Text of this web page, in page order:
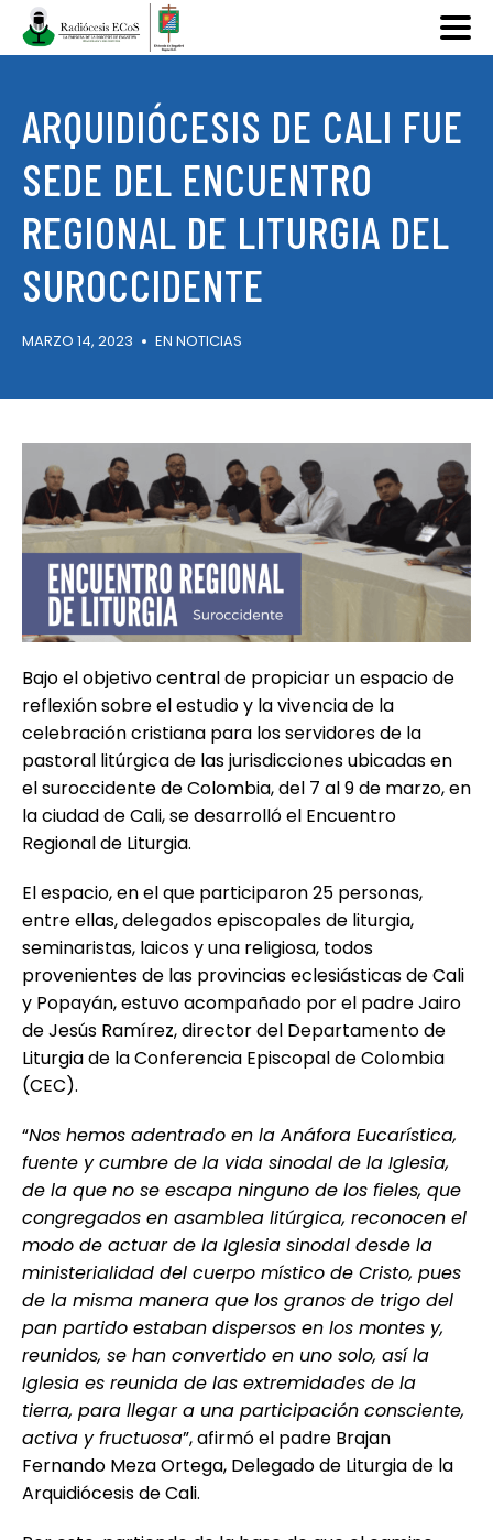
ARQUIDIÓCESIS DE CALI FUE
SEDE DEL ENCUENTRO
REGIONAL DE LITURGIA DEL
SUROCCIDENTE
MARZO 14, 2023 EN NOTICIAS
Bajo el objetivo central de propiciar un espacio de
reflexión sobre el estudio y la vivencia de la
celebración cristiana para los servidores de la
pastoral litúrgica de las jurisdicciones ubicadas en
el suroccidente de Colombia, del 7 al 9 de marzo, en
la ciudad de Cali, se desarrolló el Encuentro
Regional de Liturgia.
El espacio, en el que participaron 25 personas,
entre ellas, delegados episcopales de liturgia,
seminaristas, laicos y una religiosa, todos
provenientes de las provincias eclesiásticas de Cali
y Popayán, estuvo acompañado por el padre Jairo
de Jesús Ramírez, director del Departamento de
Liturgia de la Conferencia Episcopal de Colombia
(CEC).
“Nos hemos adentrado en la Anáfora Eucarística,
fuente y cumbre de la vida sinodal de la Iglesia,
de la que no se escapa ninguno de los fieles, que
congregados en asamblea litúrgica, reconocen el
modo de actuar de la Iglesia sinodal desde la
ministerialidad del cuerpo místico de Cristo, pues
de la misma manera que los granos de trigo del
pan partido estaban dispersos en los montes y,
reunidos, se han convertido en uno solo, así la
Iglesia es reunida de las extremidades de la
tierra, para llegar a una participación consciente,
activa y fructuosa”, afirmó el padre Brajan
Fernando Meza Ortega, Delegado de Liturgia de la
Arquidiócesis de Cali.